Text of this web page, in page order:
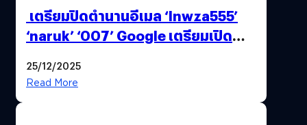
เตรียมปิดตำนานอีเมล ‘lnwza555’
‘naruk’ ‘007’ Google เตรียมเปิด
25/12/2025
Read More